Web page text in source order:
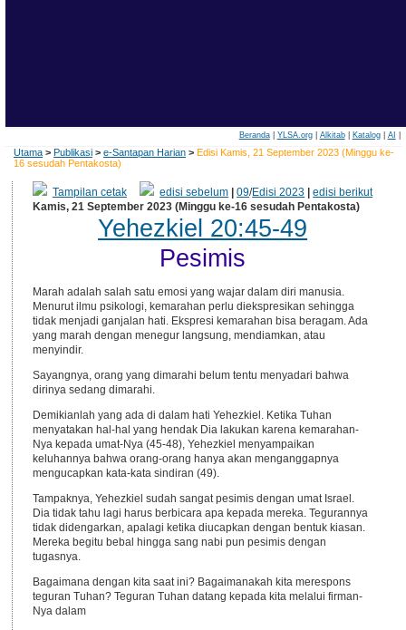
Beranda| YLSA.org| Alkitab| Katalog| AI
Utama > Publikasi > e-Santapan Harian > Edisi Kamis, 21 September 2023 (Minggu ke-
16 sesudah Pentakosta)
Tampilan cetak edisi sebelum |09/Edisi 2023 |edisi berikut
Kamis, 21 September 2023 (Minggu ke-16 sesudah Pentakosta)
Yehezkiel 20:45-49
Pesimis
Marah adalah salah satu emosi yang wajar dalam diri manusia.
Menurut ilmu psikologi, kemarahan perlu diekspresikan sehingga
tidak menjadi ganjalan hati. Ekspresi kemarahan bisa beragam. Ada
yang marah dengan menegur langsung, mendiamkan, atau
menyindir.
Sayangnya, orang yang dimarahi belum tentu menyadari bahwa
dirinya sedang dimarahi.
Demikianlah yang ada di dalam hati Yehezkiel. Ketika Tuhan
menyatakan hal-hal yang hendak Dia lakukan karena kemarahan-
Nya kepada umat-Nya (45-48), Yehezkiel menyampaikan
keluhannya bahwa orang-orang hanya akan menganggapnya
mengucapkan kata-kata sindiran (49).
Tampaknya, Yehezkiel sudah sangat pesimis dengan umat Israel.
Dia tidak tahu lagi harus berbicara apa kepada mereka. Tegurannya
tidak didengarkan, apalagi ketika diucapkan dengan bentuk kiasan.
Mereka begitu bebal hingga sang nabi pun pesimis dengan
tugasnya.
Bagaimana dengan kita saat ini? Bagaimanakah kita merespons
teguran Tuhan? Teguran Tuhan datang kepada kita melalui firman-
Nya dalam